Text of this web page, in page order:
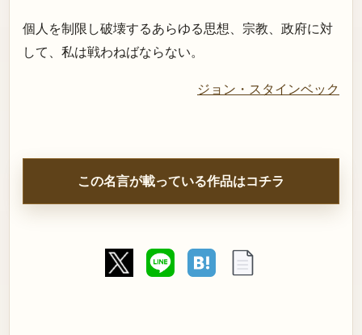
個人を制限し破壊するあらゆる思想、宗教、政府に対
して、私は戦わねばならない。
ジョン・スタインベック
この名言が載っている作品はコチラ